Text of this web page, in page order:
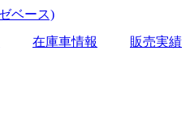
在庫車情報 販売実績